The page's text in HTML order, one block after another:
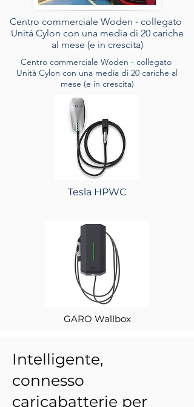
Centro commerciale Woden - collegato
Unità Cylon con una media di 20 cariche
al mese (e in crescita)
Centro commerciale Woden - collegato
Unità Cylon con una media di 20 cariche al
mese (e in crescita)
Tesla HPWC
GARO Wallbox
Intelligente,
connesso
caricabatterie per